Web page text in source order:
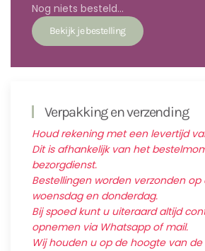
Nog niets besteld...
Verpakking en verzending
Houd rekening met een levertijd
Dit is afhankelijk van het
bezorgdienst.
Bestellingen worden verzonden op
woensdag en donderdag.
Bij spoed kunt u uiteraard altijd
opnemen via Whatsapp of mail.
Wij houden u op de hoogte van